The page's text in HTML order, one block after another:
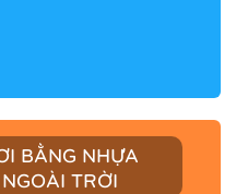
BẰNG NHỰA
TRỜI